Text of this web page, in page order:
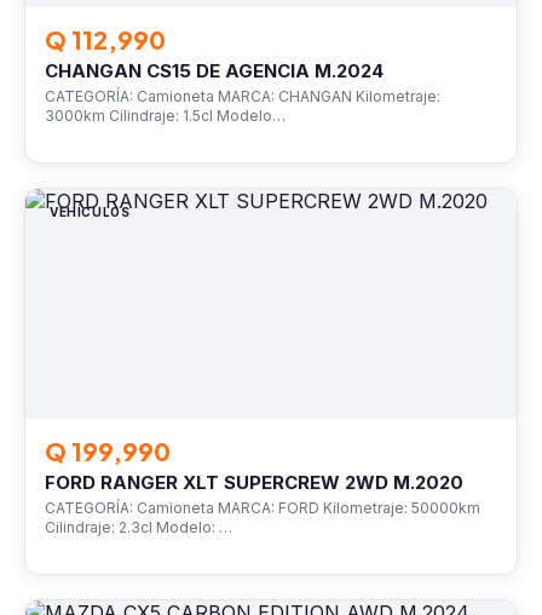
Q 112,990
CHANGAN CS15 DE AGENCIA M.2024
CATEGORÍA: Camioneta MARCA: CHANGAN Kilometraje:
3000km Cilindraje: 1.5cl Modelo…
VEHÍCULOS
Q 199,990
FORD RANGER XLT SUPERCREW 2WD M.2020
CATEGORÍA: Camioneta MARCA: FORD Kilometraje: 50000km
Cilindraje: 2.3cl Modelo: …